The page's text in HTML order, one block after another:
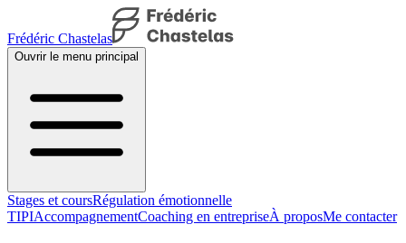
Frédéric Chastelas
Ouvrir le menu principal
Stages et coursRégulation émotionnelle
TIPIAccompagnementCoaching en entrepriseÀ proposMe contacter